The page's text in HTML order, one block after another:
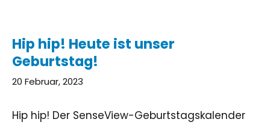
Hip hip! Heute ist unser
Geburtstag!
20 Februar, 2023
Hip hip! Der SenseView-Geburtstagskalender